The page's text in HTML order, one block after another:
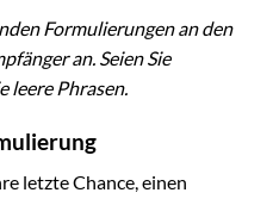
Formulierungen an den
an. Seien Sie
leere Phrasen.
letzte Chance, einen